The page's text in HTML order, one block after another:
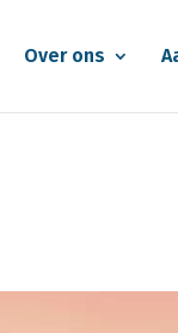
Over ons